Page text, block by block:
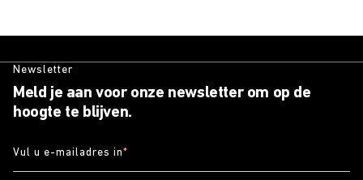
Newsletter
Meld je aan voor onze newsletter om op de
hoogte te blijven.
Vul u e-mailadres in*